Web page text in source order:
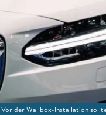
Vor der Wallbox-Installation